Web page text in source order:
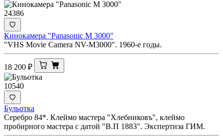
24386
Кинокамера "Panasonic M 3000"
"VHS Movie Camera NV-M3000". 1960-е годы.
18 200 ₽
10540
Бульотка
Серебро 84*. Клеймо мастера "Хлебниковъ", клеймо
пробирного мастера с датой "В.П 1883". Экспертиза ГИМ.